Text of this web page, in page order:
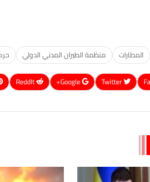
المطارات منظمة الطيران المدني الدولي
Google+
ReddIt